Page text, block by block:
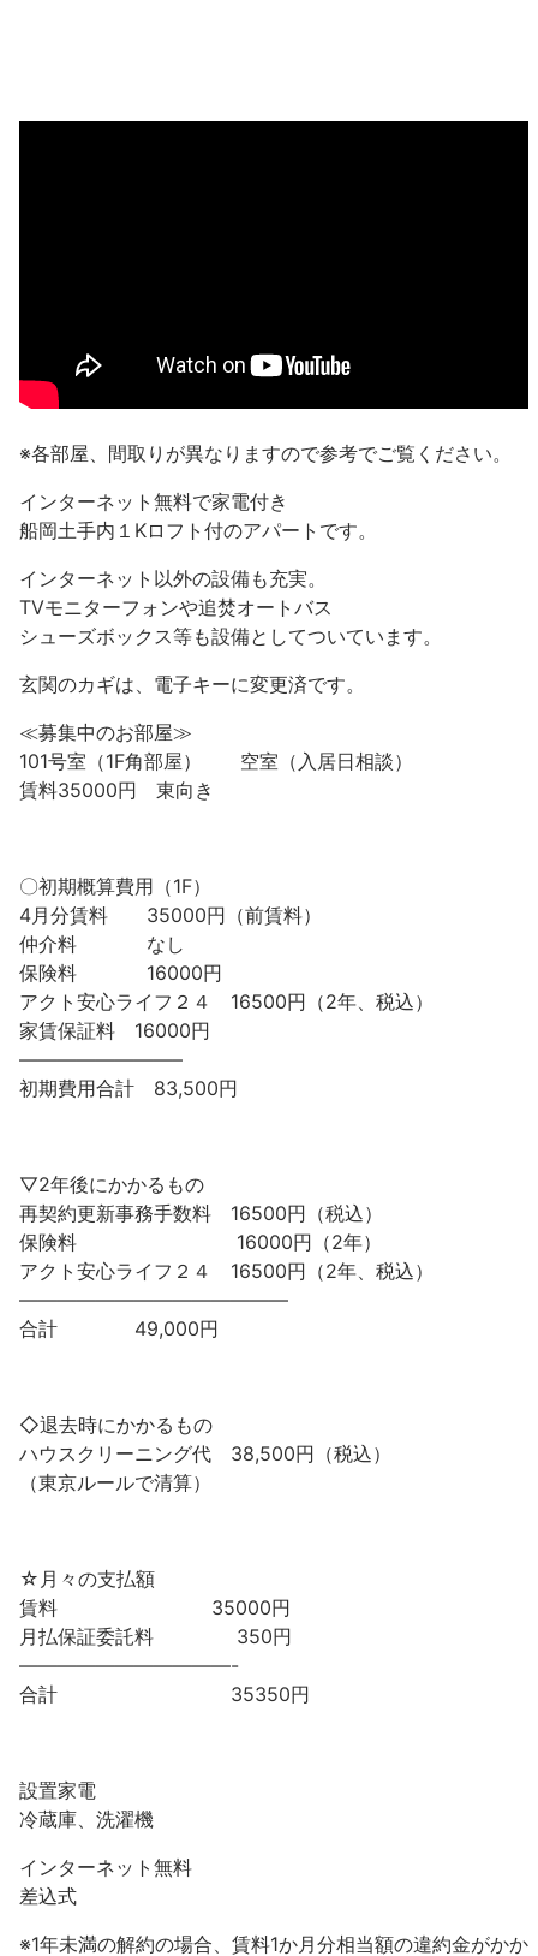
※各部屋、間取りが異なりますので参考でご覧ください。
インターネット無料で家電付き
船岡土手内１Kロフト付のアパートです。
インターネット以外の設備も充実。
TVモニターフォンや追焚オートバス
シューズボックス等も設備としてついています。
玄関のカギは、電子キーに変更済です。
≪募集中のお部屋≫
101号室（1F角部屋） 空室（入居日相談）
賃料35000円 東向き
〇初期概算費用（1F）
4月分賃料 35000円（前賃料）
仲介料 なし
保険料 16000円
アクト安心ライフ２４ 16500円（2年、税込）
家賃保証料 16000円
————————–
初期費用合計 83,500円
▽2年後にかかるもの
再契約更新事務手数料 16500円（税込）
保険料 16000円（2年）
アクト安心ライフ２４ 16500円（2年、税込）
——————————————
合計 49,000円
◇退去時にかかるもの
ハウスクリーニング代 38,500円（税込）
（東京ルールで清算）
☆月々の支払額
賃料 35000円
月払保証委託料 350円
———————————-
合計 35350円
設置家電
冷蔵庫、洗濯機
インターネット無料
差込式
※1年未満の解約の場合、賃料1か月分相当額の違約金がかか